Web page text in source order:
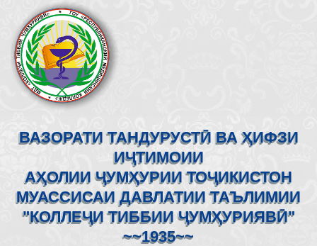
ВАЗОРАТИ ТАНДУРУСТӢ ВА ҲИФЗИ
ИҶТИМОИИ
АҲОЛИИ ҶУМҲУРИИ ТОҶИКИСТОН
МУАССИСАИ ДАВЛАТИИ ТАЪЛИМИИ
"КОЛЛЕҶИ ТИББИИ ҶУМҲУРИЯВӢ"
~~1935~~